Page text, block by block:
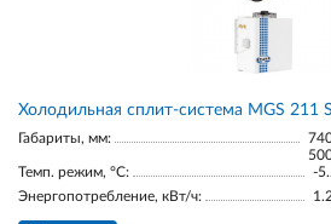
Холодильная сплит-система MGS 211 S
Габариты, мм:
Темп. режим, °С:
-
Энергопотребление, кВт/ч:
1.2